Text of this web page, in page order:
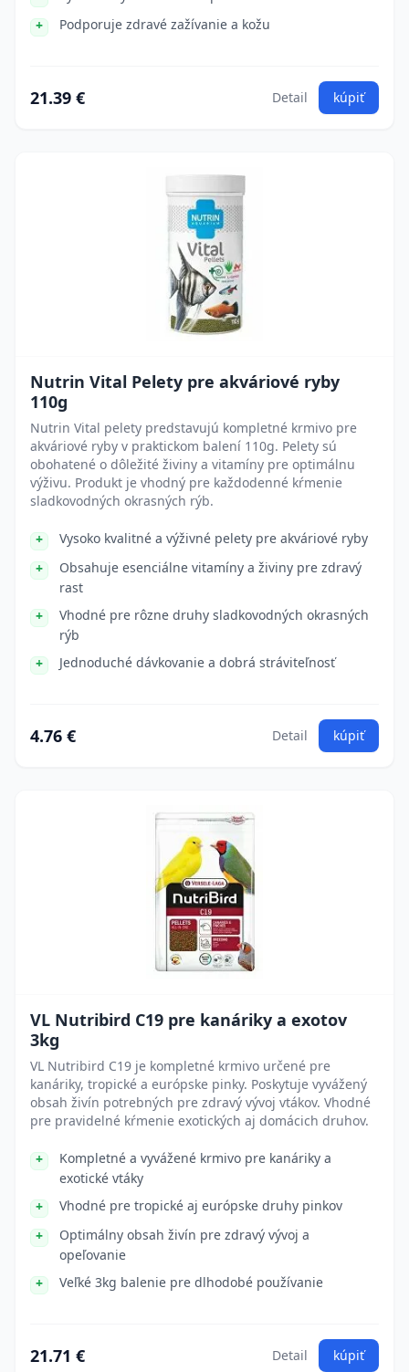
Podporuje zdravé zažívanie a kožu
21.39 € Detail kúpiť
Nutrin Vital Pelety pre akváriové ryby
110g
Nutrin Vital pelety predstavujú kompletné krmivo pre
akváriové ryby v praktickom balení 110g. Pelety sú
obohatené o dôležité živiny a vitamíny pre optimálnu
výživu. Produkt je vhodný pre každodenné kŕmenie
sladkovodných okrasných rýb.
Vysoko kvalitné a výživné pelety pre akváriové ryby
Obsahuje esenciálne vitamíny a živiny pre zdravý
rast
Vhodné pre rôzne druhy sladkovodných okrasných
rýb
Jednoduché dávkovanie a dobrá stráviteľnosť
4.76 € Detail kúpiť
VL Nutribird C19 pre kanáriky a exotov
3kg
VL Nutribird C19 je kompletné krmivo určené pre
kanáriky, tropické a európske pinky. Poskytuje vyvážený
obsah živín potrebných pre zdravý vývoj vtákov. Vhodné
pre pravidelné kŕmenie exotických aj domácich druhov.
Kompletné a vyvážené krmivo pre kanáriky a
exotické vtáky
Vhodné pre tropické aj európske druhy pinkov
Optimálny obsah živín pre zdravý vývoj a
opeľovanie
Veľké 3kg balenie pre dlhodobé používanie
21.71 € Detail kúpiť